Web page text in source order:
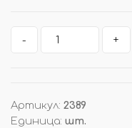
- +
Артикул: 2389
Единица: шт.